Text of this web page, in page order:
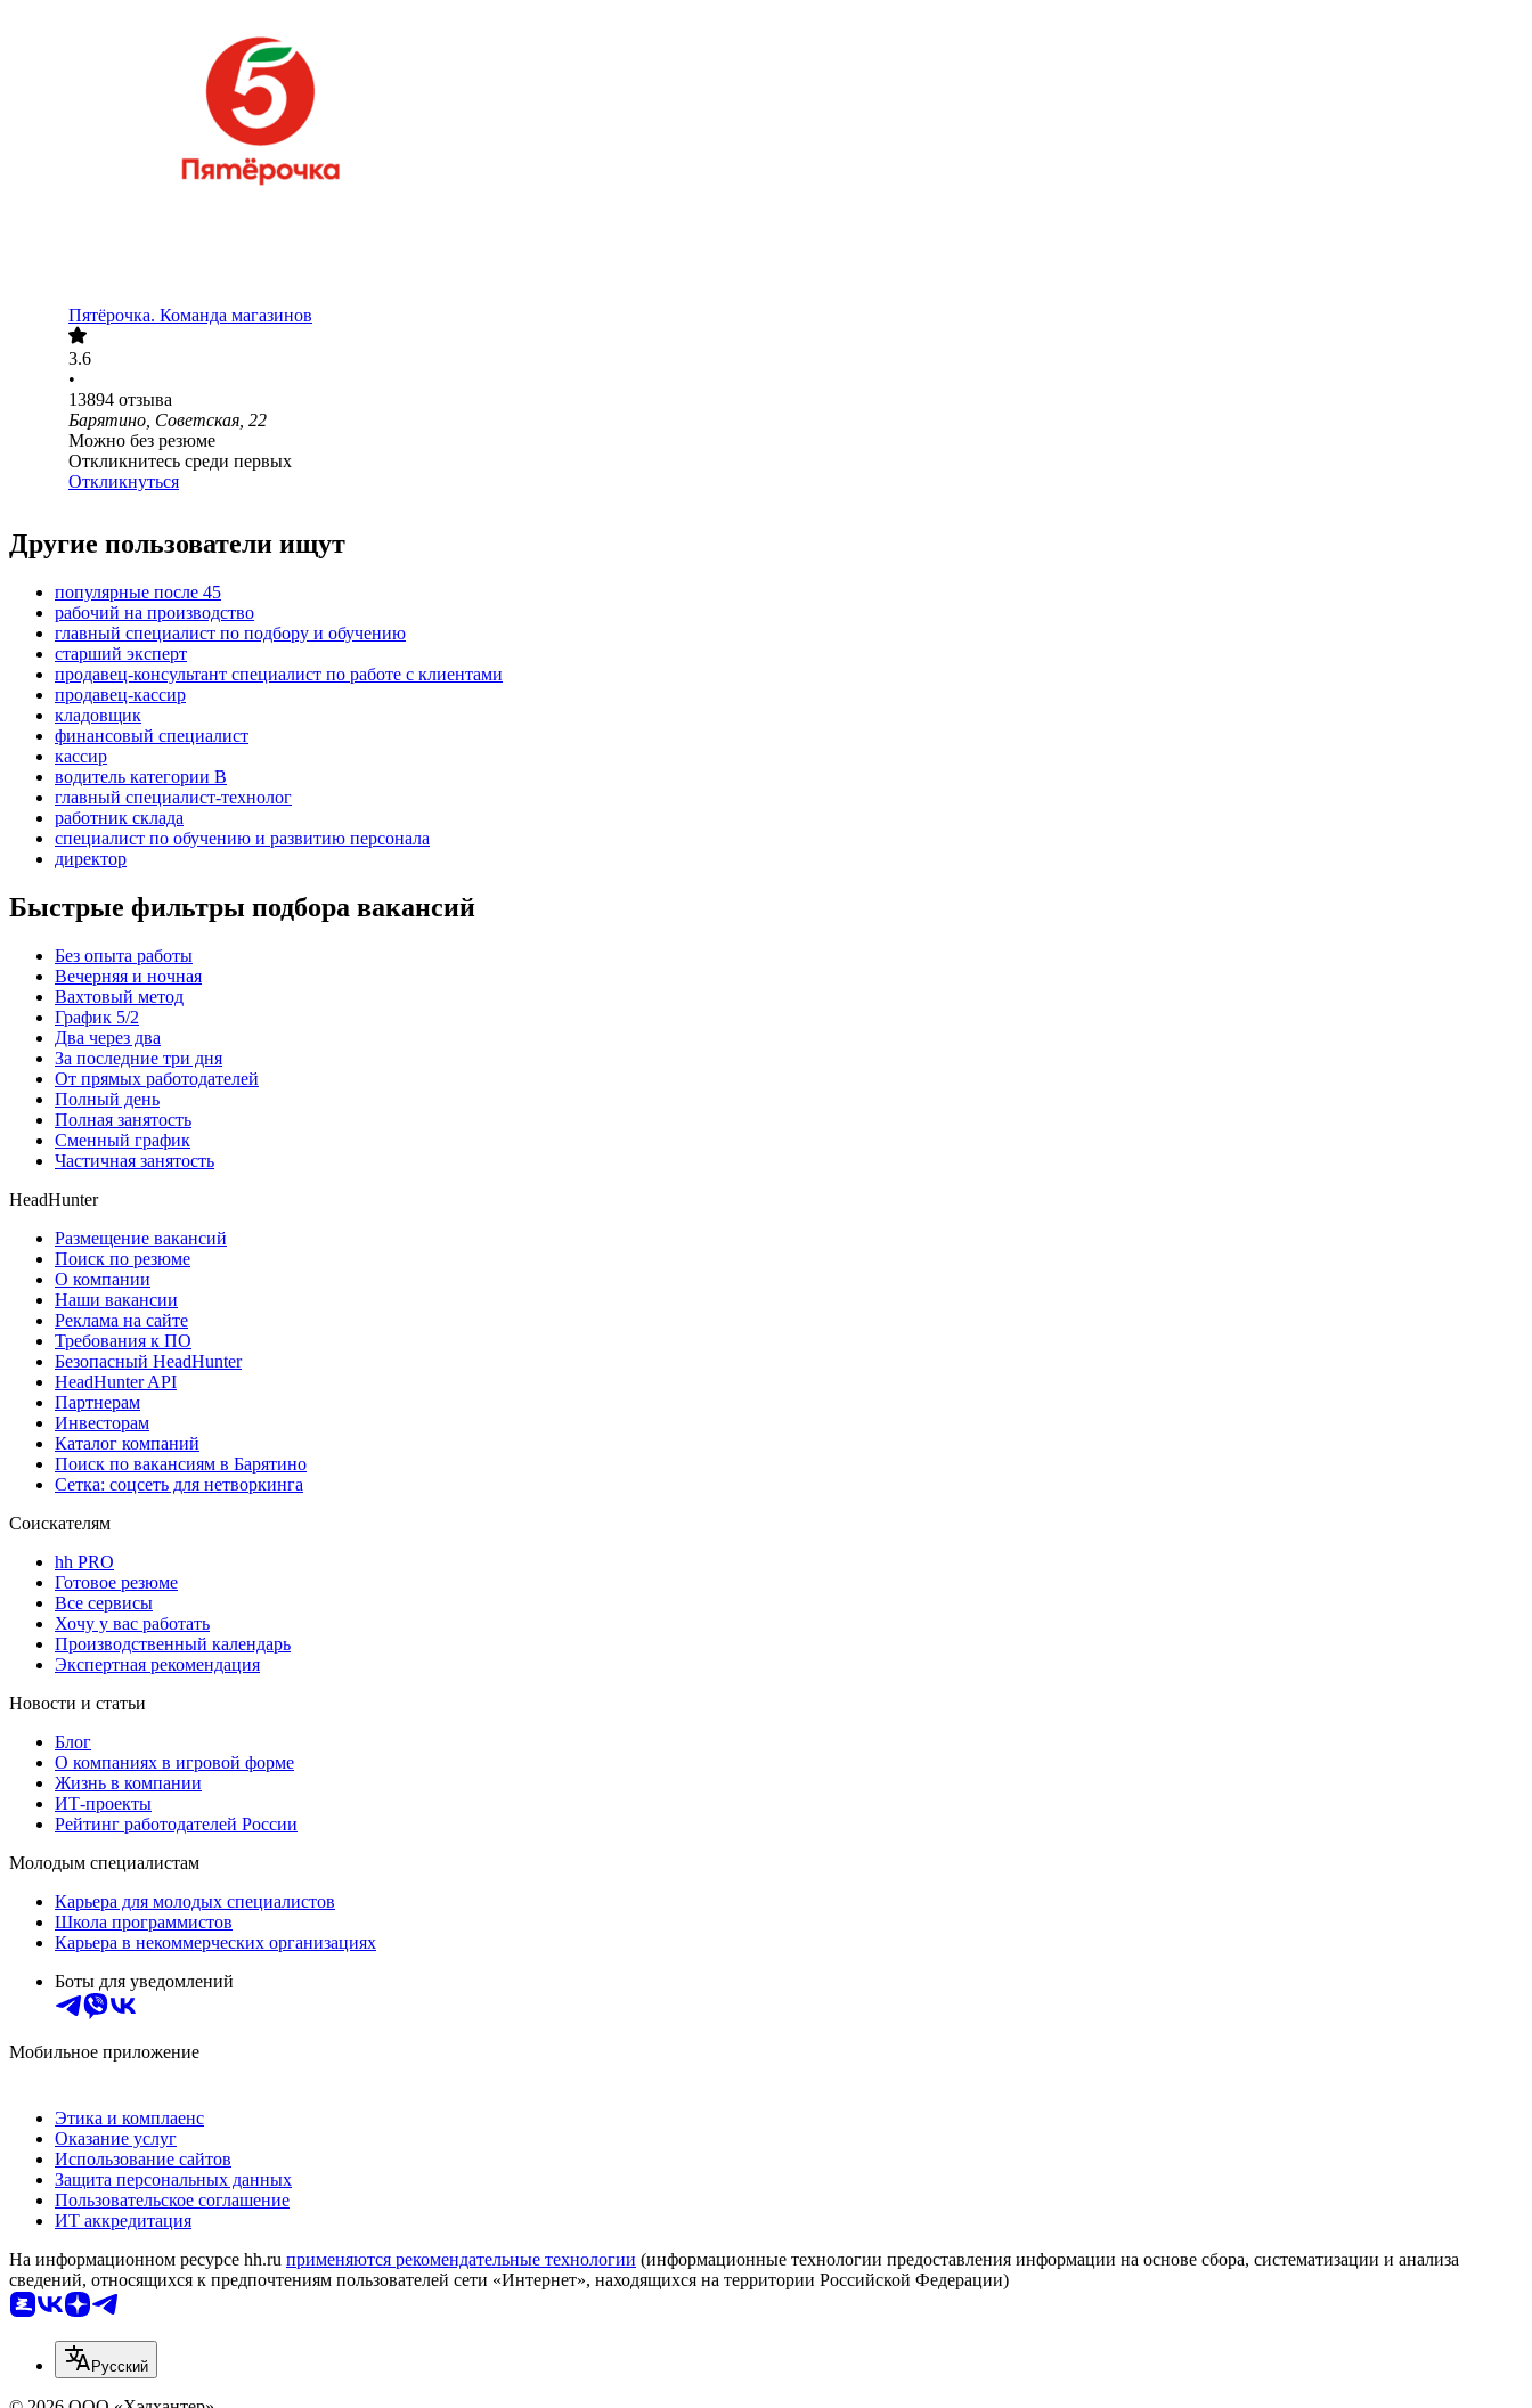
Пятёрочка. Команда магазинов
3.6
•
13894 отзыва
Барятино, Советская, 22
Можно без резюме
Откликнитесь среди первых
Откликнуться
Другие пользователи ищут
популярные после 45
рабочий на производство
главный специалист по подбору и обучению
старший эксперт
продавец-консультант специалист по работе с клиентами
продавец-кассир
кладовщик
финансовый специалист
кассир
водитель категории B
главный специалист-технолог
работник склада
специалист по обучению и развитию персонала
директор
Быстрые фильтры подбора вакансий
Без опыта работы
Вечерняя и ночная
Вахтовый метод
График 5/2
Два через два
За последние три дня
От прямых работодателей
Полный день
Полная занятость
Сменный график
Частичная занятость
HeadHunter
Размещение вакансий
Поиск по резюме
О компании
Наши вакансии
Реклама на сайте
Требования к ПО
Безопасный HeadHunter
HeadHunter API
Партнерам
Инвесторам
Каталог компаний
Поиск по вакансиям в Барятино
Сетка: соцсеть для нетворкинга
Соискателям
hh PRO
Готовое резюме
Все сервисы
Хочу у вас работать
Производственный календарь
Экспертная рекомендация
Новости и статьи
Блог
О компаниях в игровой форме
Жизнь в компании
ИТ-проекты
Рейтинг работодателей России
Молодым специалистам
Карьера для молодых специалистов
Школа программистов
Карьера в некоммерческих организациях
Боты для уведомлений
Мобильное приложение
Этика и комплаенс
Оказание услуг
Использование сайтов
Защита персональных данных
Пользовательское соглашение
ИТ аккредитация
На информационном ресурсе hh.ru применяются рекомендательные технологии (информационные технологии предоставления информации на основе сбора, систематизации и анализа
сведений, относящихся к предпочтениям пользователей сети «Интернет», находящихся на территории Российской Федерации)
Русский